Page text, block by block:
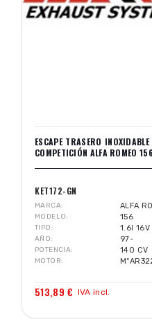
ESCAPE TRASERO
COMPETICIÓN ALFA ROMEO
KET172-GN
MARCA ALFA
MODELO 156
TIPO 1.6I 16V
AÑO 97-
POTENCIA 140 CV
MOTOR
513,89 € IVA incl.